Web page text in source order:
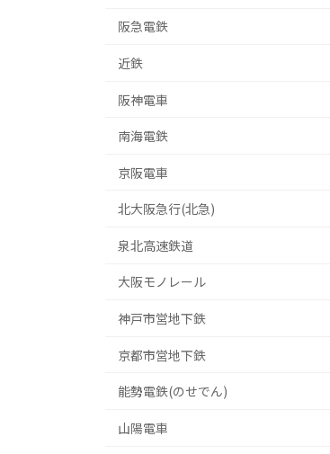
阪急電鉄
近鉄
阪神電車
南海電鉄
京阪電車
北大阪急行(北急)
泉北高速鉄道
大阪モノレール
神戸市営地下鉄
京都市営地下鉄
能勢電鉄(のせでん)
山陽電車